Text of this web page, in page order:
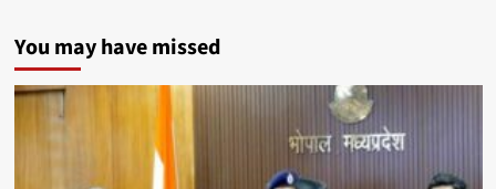
You may have missed